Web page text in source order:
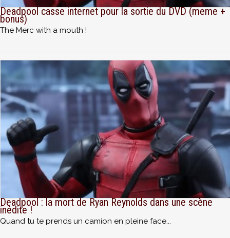
Deadpool casse internet pour la sortie du DVD (meme +
bonus)
The Merc with a mouth !
Deadpool : la mort de Ryan Reynolds dans une scène
inédite !
Quand tu te prends un camion en pleine face...